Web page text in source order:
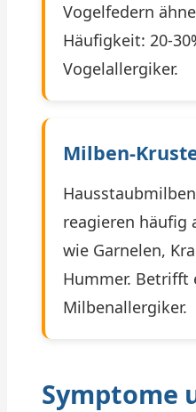
Vogelfedern
Häufigkeit: 20-
Vogelallergiker.
Milben-
reagieren häufig
wie Garnelen,
Hummer. Betrifft
Milbenallergiker.
Symptome